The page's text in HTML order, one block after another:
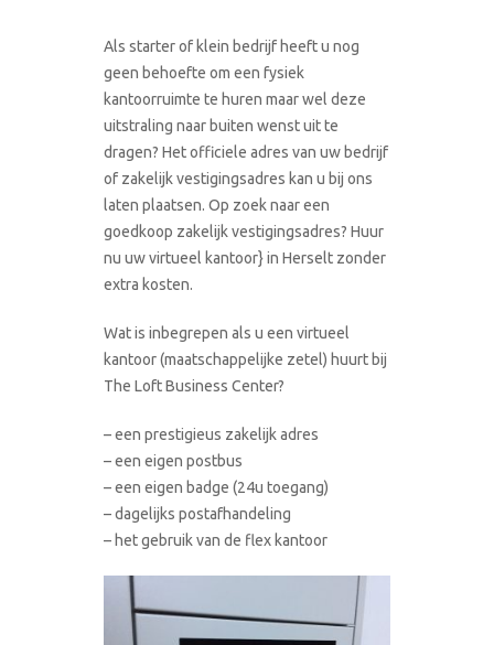
Als starter of klein bedrijf heeft u nog
geen behoefte om een fysiek
kantoorruimte te huren maar wel deze
uitstraling naar buiten wenst uit te
dragen? Het officiele adres van uw bedrijf
of zakelijk vestigingsadres kan u bij ons
laten plaatsen. Op zoek naar een
goedkoop zakelijk vestigingsadres? Huur
nu uw virtueel kantoor} in Herselt zonder
extra kosten.
Wat is inbegrepen als u een virtueel
kantoor (maatschappelijke zetel) huurt bij
The Loft Business Center?
– een prestigieus zakelijk adres
– een eigen postbus
– een eigen badge (24u toegang)
– dagelijks postafhandeling
– het gebruik van de flex kantoor